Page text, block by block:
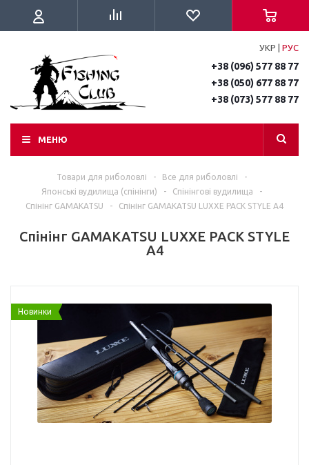
УКР РУС
+38 (096) 577 88 77
+38 (050) 677 88 77
+38 (073) 577 88 77
МЕНЮ
Товари для риболовлі - Все для риболовлі
-
Японські вудилища (спінінги)
- Спінінгові вудилища
-
Спінінг GAMAKATSU
- Спінінг GAMAKATSU LUXXE PACK STYLE A4
Спінінг GAMAKATSU LUXXE PACK STYLE
A4
Новинки